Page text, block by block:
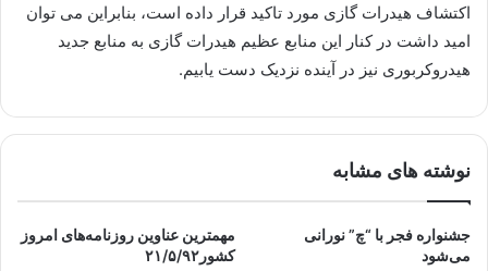
اکتشاف هیدرات گازی مورد تاکید قرار داده است، بنابراین می توان
امید داشت در کنار این منابع عظیم هیدرات گازی به منابع جدید
هیدروکربوری نیز در آینده نزدیک دست یابیم.
نوشته های مشابه
جشنواره فجر با “چ” نورانی
می‌شود
مهمترین عناوین روزنامه‌های امروز
کشور۲۱/۵/۹۲